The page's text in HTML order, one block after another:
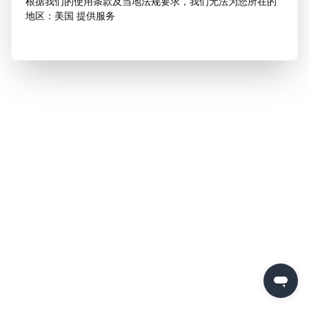
地区：美国 提供服务